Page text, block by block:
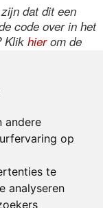
andere
op
te
analyseren
dat dit een
code over in het
Klik hierom de